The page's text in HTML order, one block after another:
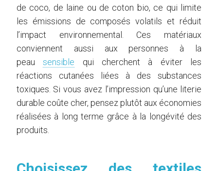
de coco, de laine ou de coton bio, ce qui limite
les émissions de composés volatils et réduit
l’impact environnemental. Ces matériaux
conviennent aussi aux personnes à la
peausensible qui cherchent à éviter les
réactions cutanées liées à des substances
toxiques. Si vous avez l’impression qu’une literie
durable coûte cher, pensez plutôt aux économies
réalisées à long terme grâce à la longévité des
produits.